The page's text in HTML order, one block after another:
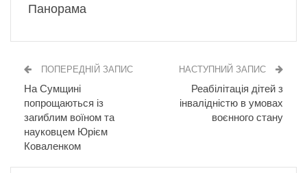
Панорама
ПОПЕРЕДНІЙ ЗАПИС
На Сумщині
попрощаються із
загиблим воїном та
науковцем Юрієм
Коваленком
НАСТУПНИЙ ЗАПИС
Реабілітація дітей з
інвалідністю в умовах
воєнного стану